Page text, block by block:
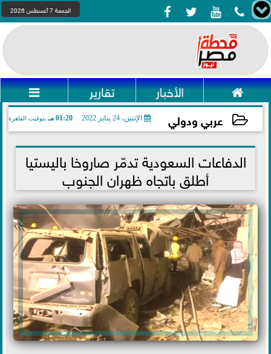
    الجمعة 7 أغسطس 2026
 الأخبار تقارير 
عربي ودولي الإثنين، 24 يناير 2022 01:20 مـ بتوقيت القاهرة
2022-01-24 13:20:16
الدفاعات السعودية تدمّر صاروخا باليستيا
أطلق باتجاه ظهران الجنوب